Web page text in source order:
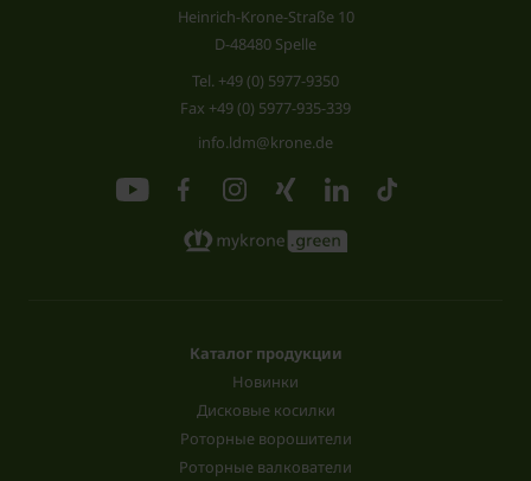
Heinrich-Krone-Straße 10
D-48480 Spelle
Tel. +49 (0) 5977-9350
Fax +49 (0) 5977-935-339
info.ldm@krone.de
Каталог продукции
Новинки
Дисковые косилки
Роторные ворошители
Роторные валкователи